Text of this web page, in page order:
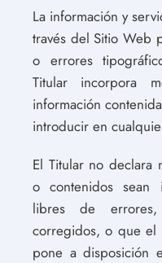
La información y
través del Sitio Web
o errores
Titular incorpora
información
introducir en
El Titular no declara
o contenidos sean
libres de
corregidos, o que
pone a disposición